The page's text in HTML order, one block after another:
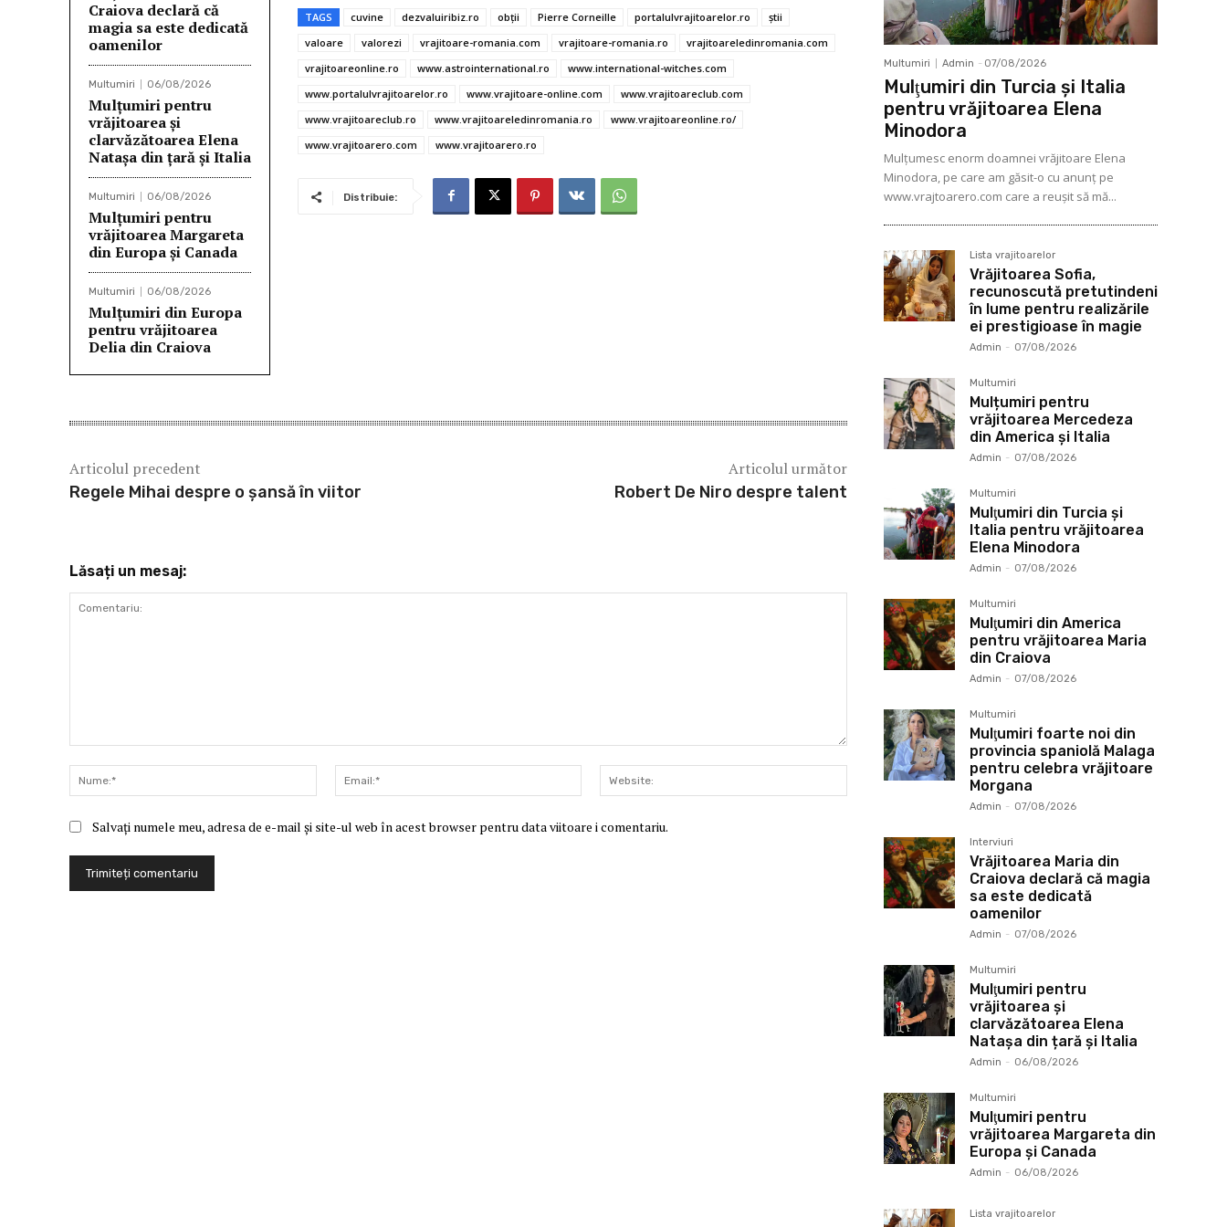
Craiova declară că
magia sa este dedicată
oamenilor
Multumiri 06/08/2026
Mulţumiri pentru
vrăjitoarea și
clarvăzătoarea Elena
Natașa din țară și Italia
Multumiri 06/08/2026
Mulţumiri pentru
vrăjitoarea Margareta
din Europa și Canada
Multumiri 06/08/2026
Mulţumiri din Europa
pentru vrăjitoarea
Delia din Craiova
e
b
o
o
k
it
te
r
ai er
es
t
at
s
A
p
p
se
n
g
er
ta
je
az
ă
TAGS cuvine dezvaluiribiz.ro obţii Pierre Corneille portalulvrajitoarelor.ro
ştii
valoare
valorezi vrajitoare-romania.com vrajitoare-romania.ro
vrajitoareledinromania.com
vrajitoareonline.ro
www.astrointernational.ro
www.international-witches.com
www.portalulvrajitoarelor.ro
www.vrajitoare-online.com
www.vrajitoareclub.com
www.vrajitoareclub.ro
www.vrajitoareledinromania.ro
www.vrajitoareonline.ro/
www.vrajitoarero.com
www.vrajitoarero.ro
Distribuie:
Articolul precedent
Regele Mihai despre o șansă în viitor
Articolul următor
Robert De Niro despre talent
Lăsați un mesaj:
Nume:*
Email:* Website:
Salvați numele meu, adresa de e-mail și site-ul web în acest browser pentru data viitoare i comentariu.
Multumiri Admin - 07/08/2026
Mulţumiri din Turcia și Italia
pentru vrăjitoarea Elena
Minodora
Mulţumesc enorm doamnei vrăjitoare Elena
Minodora, pe care am găsit-o cu anunț pe
www.vrajtoarero.com care a reuşit să mă...
Lista vrajitoarelor
Vrăjitoarea Sofia,
recunoscută pretutindeni
în lume pentru realizările
ei prestigioase în magie
Admin - 07/08/2026
Multumiri
Mulțumiri pentru
vrăjitoarea Mercedeza
din America și Italia
Admin - 07/08/2026
Multumiri
Mulţumiri din Turcia și
Italia pentru vrăjitoarea
Elena Minodora
Admin - 07/08/2026
Multumiri
Mulţumiri din America
pentru vrăjitoarea Maria
din Craiova
Admin - 07/08/2026
Multumiri
Mulţumiri foarte noi din
provincia spaniolă Malaga
pentru celebra vrăjitoare
Morgana
Admin - 07/08/2026
Interviuri
Vrăjitoarea Maria din
Craiova declară că magia
sa este dedicată
oamenilor
Admin - 07/08/2026
Multumiri
Mulţumiri pentru
vrăjitoarea și
clarvăzătoarea Elena
Natașa din țară și Italia
Admin - 06/08/2026
Multumiri
Mulţumiri pentru
vrăjitoarea Margareta din
Europa și Canada
Admin - 06/08/2026
Lista vrajitoarelor